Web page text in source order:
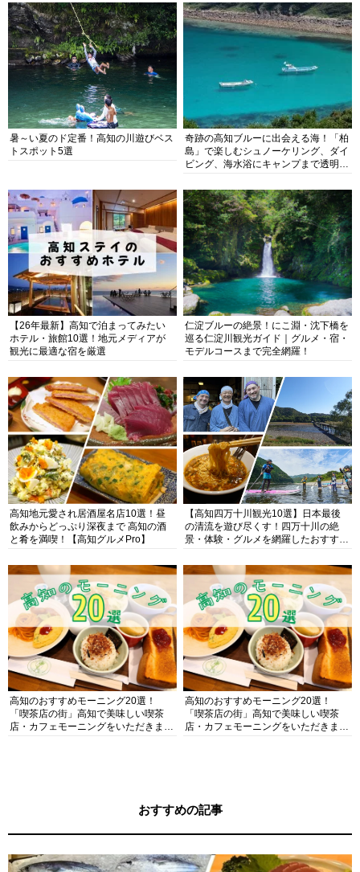
暑～い夏のド定番！高知の川遊びベス
トスポット5選
奇跡の高知ブルーに出会える海！「柏
島」で楽しむシュノーケリング、ダイ
ビング、海水浴にキャンプまで透明度
【26年最新】高知で泊まってみたい
ホテル・旅館10選！地元メディアが
観光に最適な宿を厳選
仁淀ブルーの絶景！にこ淵・沈下橋を
巡る仁淀川観光ガイド｜グルメ・宿・
モデルコースまで完全網羅！
高知地元愛され居酒屋名店10選！昼
飲みからどっぷり深夜まで 高知の酒
と肴を満喫！【高知グルメPro】
【高知四万十川観光10選】日本最後
の清流を遊び尽くす！四万十川の絶
景・体験・グルメを網羅したおすすめ
高知のおすすめモーニング20選！
「喫茶店の街」高知で美味しい喫茶
店・カフェモーニングをいただきま
高知のおすすめモーニング20選！
「喫茶店の街」高知で美味しい喫茶
店・カフェモーニングをいただきま
おすすめの記事